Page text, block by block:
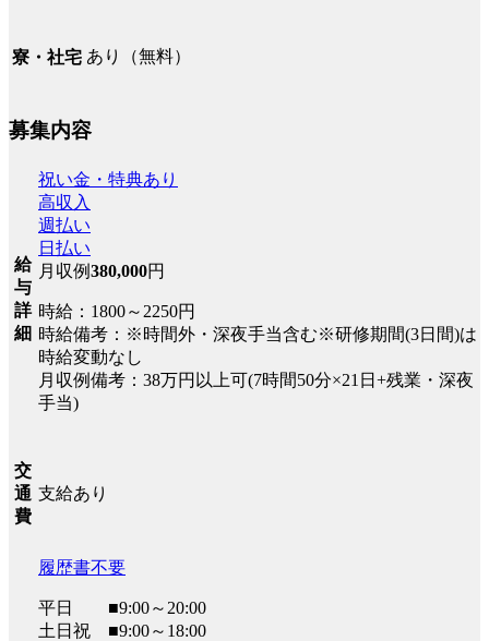
寮・社宅 あり（無料）
募集内容
給
与
詳
細
祝い金・特典あり
高収入
週払い
日払い
月収例380,000円
時給：1800～2250円
時給備考：※時間外・深夜手当含む※研修期間(3日間)は
時給変動なし
月収例備考：38万円以上可(7時間50分×21日+残業・深夜
手当)
交
通
費
支給あり
履歴書不要
平日 ■9:00～20:00
土日祝 ■9:00～18:00